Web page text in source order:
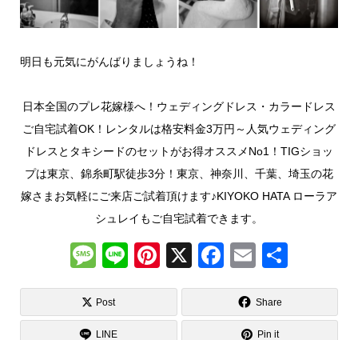
明日も元気にがんばりましょうね！
日本全国のプレ花嫁様へ！ウェディングドレス・カラードレス
ご自宅試着OK！レンタルは格安料金3万円～人気ウェディング
ドレスとタキシードのセットがお得オススメNo1！TIGショッ
プは東京、錦糸町駅徒歩3分！東京、神奈川、千葉、埼玉の花
嫁さまお気軽にご来店ご試着頂けます♪KIYOKO HATA ローラア
シュレイもご自宅試着できます。
M
e
ss
a
Li
n
Pi
nt
X
F
a
c
e
E
m
ail
有
Post Share
LINE Pin it